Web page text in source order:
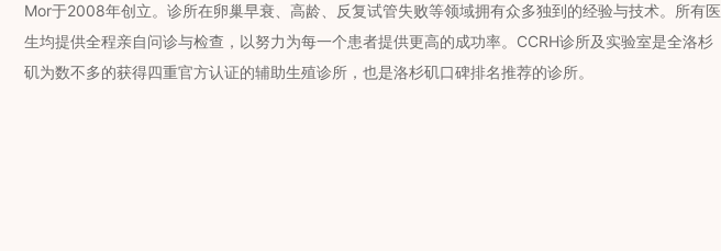
Mor于2008年创立。诊所在卵巢早衰、高龄、反复试管失败等领域拥有众多独到的经验与技术。所有医
生均提供全程亲自问诊与检查，以努力为每一个患者提供更高的成功率。CCRH诊所及实验室是全洛杉
矶为数不多的获得四重官方认证的辅助生殖诊所，也是洛杉矶口碑排名推荐的诊所。